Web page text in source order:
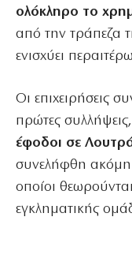
ολόκληρο το
από την τράπεζα
ενισχύει
Οι επιχειρήσεις
πρώτες
έφοδοι σε
συνελήφθη ακόμη
οποίοι
εγκληματικής